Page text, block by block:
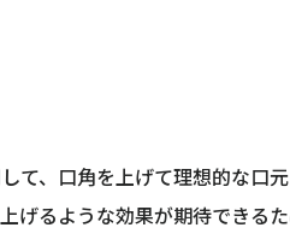
て、口角を上げて理想的な口元
げるような効果が期待できる